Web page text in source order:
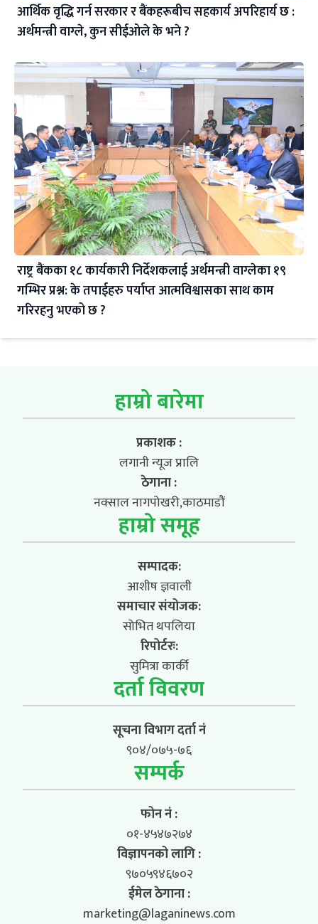
आर्थिक वृद्धि गर्न सरकार र बैंकहरूबीच सहकार्य अपरिहार्य छ :
अर्थमन्त्री वाग्ले, कुन सीईओले के भने ?
राष्ट्र बैंकका १८ कार्यकारी निर्देशकलाई अर्थमन्त्री वाग्लेका १९
गम्भिर प्रश्न: के तपाईहरु पर्याप्त आत्मविश्वासका साथ काम
गरिरहनु भएको छ ?
हाम्रो बारेमा
प्रकाशक :
लगानी न्यूज प्रालि
ठेगाना :
नक्साल नागपोखरी,काठमाडौं
हाम्रो समूह
सम्पादक:
आशीष ज्ञवाली
समाचार संयोजक:
सोभित थपलिया
रिपोर्टरः:
सुमित्रा कार्की
दर्ता विवरण
सूचना विभाग दर्ता नं
९०४/०७५-७६
सम्पर्क
फोन नं :
०१-४५४७२७४
विज्ञापनको लागि :
९७०५९४६७०२
ईमेल ठेगाना :
marketing@laganinews.com